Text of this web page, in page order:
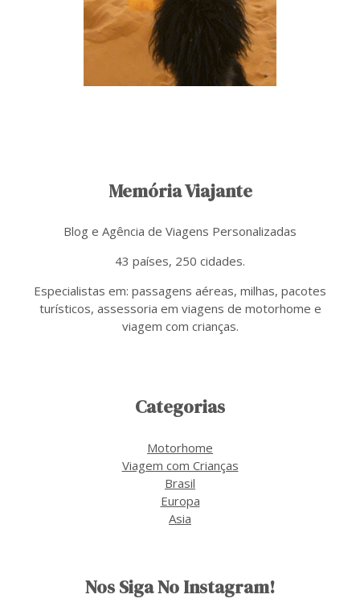
Memória Viajante
Blog e Agência de Viagens Personalizadas
43 países, 250 cidades.
Especialistas em: passagens aéreas, milhas, pacotes
turísticos, assessoria em viagens de motorhome e
viagem com crianças.
Categorias
Motorhome
Viagem com Crianças
Brasil
Europa
Asia
Nos Siga No Instagram!